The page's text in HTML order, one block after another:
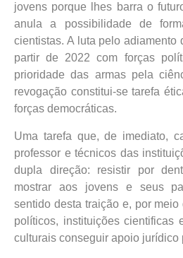
jovens porque lhes barra o
anula a possibilidade de
cientistas. A luta pelo adiamento
partir de 2022 com forças
prioridade das armas pela
revogação constitui-se tarefa
forças democráticas.
Uma tarefa que, de imediato,
professor e técnicos das
dupla direção: resistir por
mostrar aos jovens e seus
sentido desta traição e, por
políticos, instituições cientificas
culturais conseguir apoio jurídico